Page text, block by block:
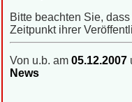
Bitte beachten Sie,
Zeitpunkt ihrer
Von u.b. am 05.12.2007
News